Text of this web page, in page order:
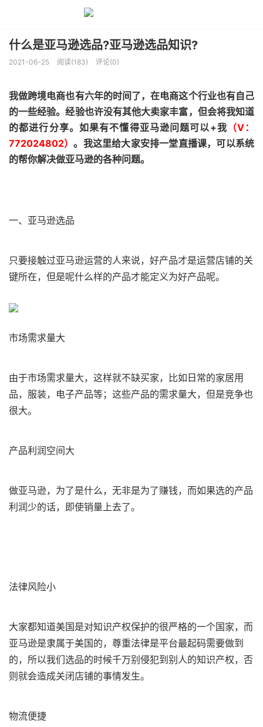
什么是亚马逊选品?亚马逊选品知识?
2021-06-25 阅读(183) 评论(0)
我做跨境电商也有六年的时间了，在电商这个行业也有自己
的一些经验。经验也许没有其他大卖家丰富，但会将我知道
的都进行分享。如果有不懂得亚马逊问题可以+我 （V：
772024802）。我这里给大家安排一堂直播课，可以系统
的帮你解决做亚马逊的各种问题。
一、亚马逊选品
只要接触过亚马逊运营的人来说，好产品才是运营店铺的关
键所在，但是呢什么样的产品才能定义为好产品呢。
市场需求量大
由于市场需求量大，这样就不缺买家，比如日常的家居用
品，服装，电子产品等；这些产品的需求量大，但是竞争也
很大。
产品利润空间大
做亚马逊，为了是什么，无非是为了赚钱，而如果选的产品
利润少的话，即使销量上去了。
法律风险小
大家都知道美国是对知识产权保护的很严格的一个国家，而
亚马逊是隶属于美国的，尊重法律是平台最起码需要做到
的，所以我们选品的时候千万别侵犯到别人的知识产权，否
则就会造成关闭店铺的事情发生。
物流便捷